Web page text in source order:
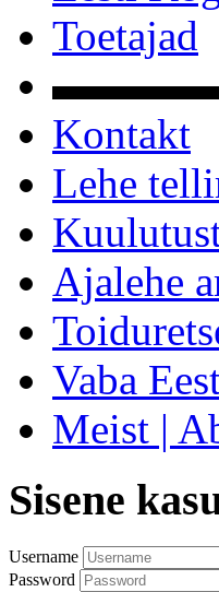
Toetajad
Kontakt
Lehe
Ajalehe
Vaba
Meist |
Sisene
Username
Password